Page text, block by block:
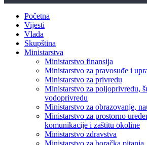
Početna
Vijesti
Vlada
Skupština
Ministarstva
Ministarstvo finansija
Ministarstvo za pravosuđe i
Ministarstvo za privredu
Ministarstvo za poljoprivredu,
vodoprivredu
Ministarstvo za obrazovanje,
Ministarstvo za prostorno
komunikacije i zaštitu okoline
Ministarstvo zdravstva